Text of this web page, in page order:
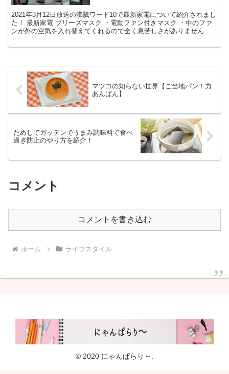
2021年3月12日放送の沸騰ワード10で最新家電について紹介されまし
た！ 最新家電 ブリーズマスク ・電動ファン付きマスク ・中のファ
ンが外の空気を入れ替えてくれるので全く息苦しさがありません ・
マツコの知らない世界【ご当地パン！力
あんぱん】
ためしてガッテンでうまみ調味料で食べ
過ぎ防止のやり方を紹介！
コメント
コメントを書き込む
ホーム ライフスタイル
© 2020 にゃんぱらり～.